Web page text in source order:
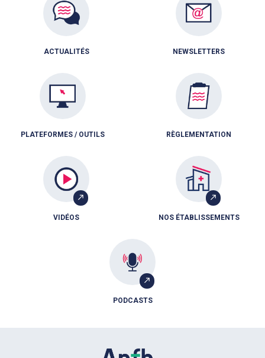
ACTUALITÉS NEWSLETTERS
PLATEFORMES / OUTILS RÈGLEMENTATION
VIDÉOS NOS ÉTABLISSEMENTS
PODCASTS